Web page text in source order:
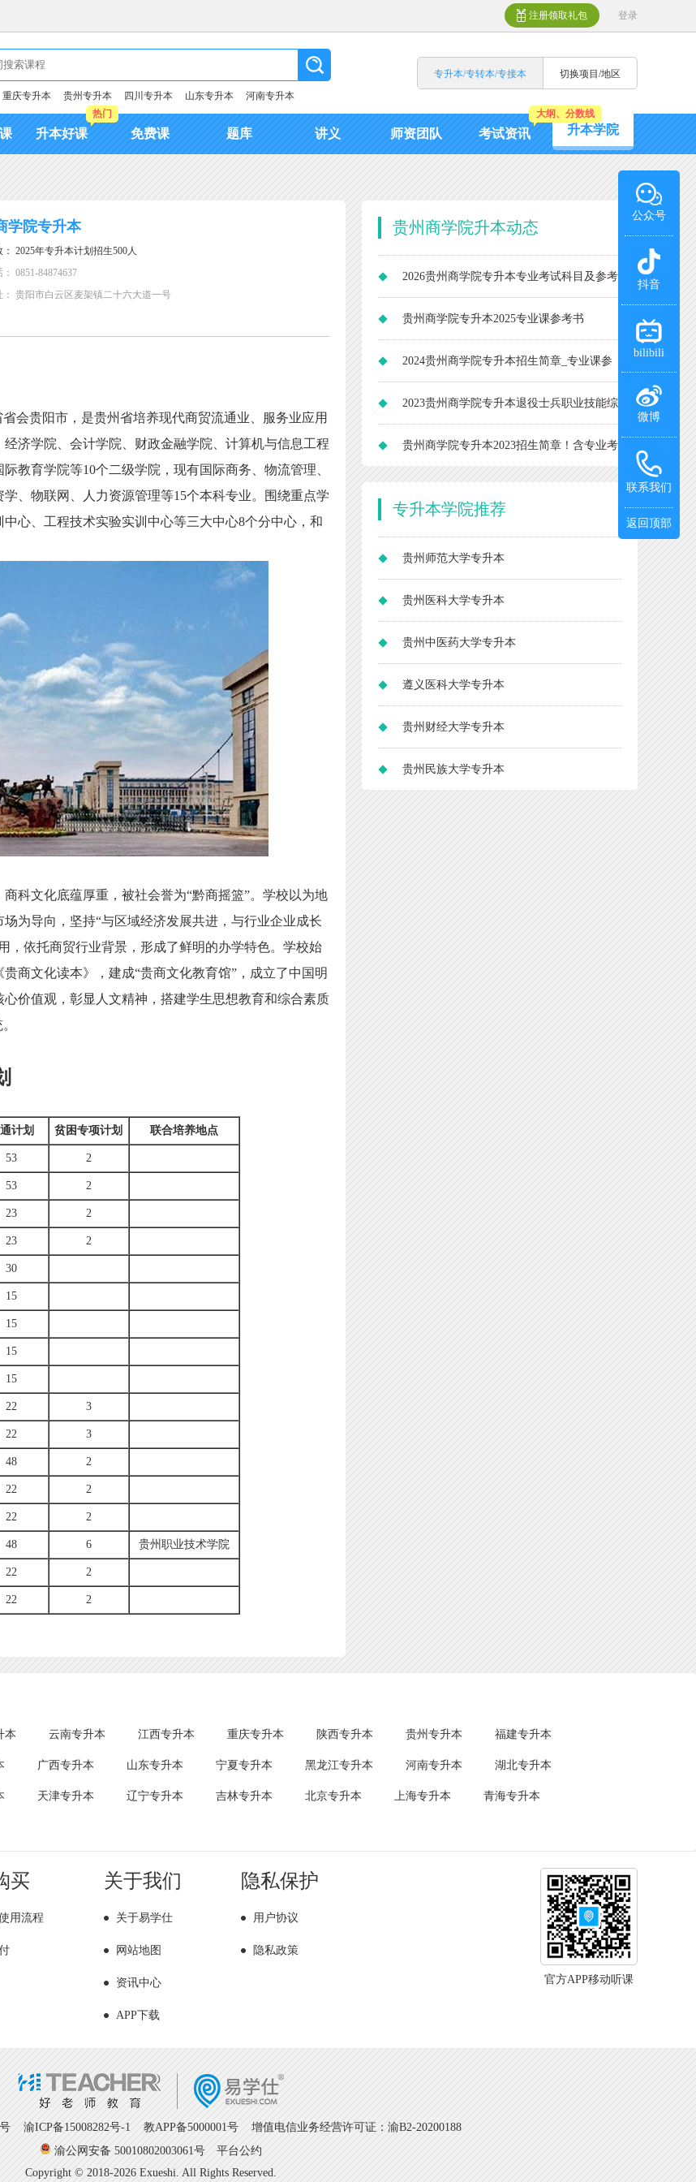
注册领取礼包 登录
重庆专升本 贵州专升本 四川专升本 山东专升本 河南专升本
专升本/专转本/专接本 切换项目/地区
升本好课
热门
免费课 题库 讲义 师资团队 考试资讯
大纲、分数线
升本学院
学院专升本
2025年专升本计划招生500人
0851-84874637
： 贵阳市白云区麦架镇二十六大道一号
贵阳市，是贵州省培养现代商贸流通业、服务业应用
济学院、会计学院、财政金融学院、计算机与信息工程
教育学院等10个二级学院，现有国际商务、物流管理、
、物联网、人力资源管理等15个本科专业。围绕重点学
心、工程技术实验实训中心等三大中心8个分中心，和
文化底蕴厚重，被社会誉为“黔商摇篮”。学校以为地
为导向，坚持“与区域经济发展共进，与行业企业成长
，依托商贸行业背景，形成了鲜明的办学特色。学校始
商文化读本》，建成“贵商文化教育馆”，成立了中国明
价值观，彰显人文精神，搭建学生思想教育和综合素质
计划 贫困专项计划 联合培养地点
53 2
53 2
23 2
23 2
30
15
15
15
15
22 3
22 3
48 2
22 2
22 2
48 6 贵州职业技术学院
22 2
22 2
贵州商学院升本动态
2026贵州商学院专升本专业考试科目及参考
书
贵州商学院专升本2025专业课参考书
2024贵州商学院专升本招生简章_专业课参
考书_考试科目
2023贵州商学院专升本退役士兵职业技能综
合考查内容公布！
贵州商学院专升本2023招生简章！含专业考
专升本学院推荐
贵州师范大学专升本
贵州医科大学专升本
贵州中医药大学专升本
遵义医科大学专升本
贵州财经大学专升本
贵州民族大学专升本
本 云南专升本 江西专升本 重庆专升本 陕西专升本 贵州专升本 福建专升本
广西专升本 山东专升本 宁夏专升本 黑龙江专升本 河南专升本 湖北专升本
天津专升本 辽宁专升本 吉林专升本 北京专升本 上海专升本 青海专升本
买
用流程
关于我们
关于易学仕
网站地图
资讯中心
APP下载
隐私保护
用户协议
隐私政策
官方APP移动听课
渝ICP备15008282号-1 教APP备5000001号 增值电信业务经营许可证：渝B2-20200188
渝公网安备 50010802003061号
平台公约
Copyright © 2018-2026 Exueshi. All Rights Reserved.
公众号
抖音
bilibili
微博
联系我们
返回顶部